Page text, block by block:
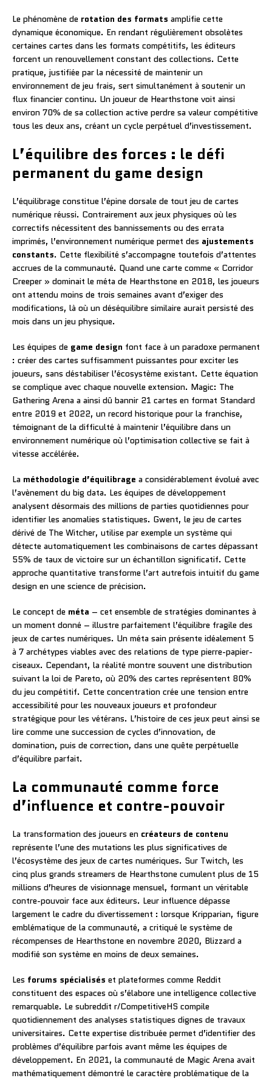
Le phénomène de rotation des formats amplifie cette
dynamique économique. En rendant régulièrement obsolètes
certaines cartes dans les formats compétitifs, les éditeurs
forcent un renouvellement constant des collections. Cette
pratique, justifiée par la nécessité de maintenir un
environnement de jeu frais, sert simultanément à soutenir un
flux financier continu. Un joueur de Hearthstone voit ainsi
environ 70% de sa collection active perdre sa valeur compétitive
tous les deux ans, créant un cycle perpétuel d’investissement.
L’équilibre des forces : le défi
permanent du game design
L’équilibrage constitue l’épine dorsale de tout jeu de cartes
numérique réussi. Contrairement aux jeux physiques où les
correctifs nécessitent des bannissements ou des errata
imprimés, l’environnement numérique permet des ajustements
constants. Cette flexibilité s’accompagne toutefois d’attentes
accrues de la communauté. Quand une carte comme « Corridor
Creeper » dominait le méta de Hearthstone en 2018, les joueurs
ont attendu moins de trois semaines avant d’exiger des
modifications, là où un déséquilibre similaire aurait persisté des
mois dans un jeu physique.
Les équipes de game design font face à un paradoxe permanent
: créer des cartes suffisamment puissantes pour exciter les
joueurs, sans déstabiliser l’écosystème existant. Cette équation
se complique avec chaque nouvelle extension. Magic: The
Gathering Arena a ainsi dû bannir 21 cartes en format Standard
entre 2019 et 2022, un record historique pour la franchise,
témoignant de la difficulté à maintenir l’équilibre dans un
environnement numérique où l’optimisation collective se fait à
vitesse accélérée.
La méthodologie d’équilibrage a considérablement évolué avec
l’avènement du big data. Les équipes de développement
analysent désormais des millions de parties quotidiennes pour
identifier les anomalies statistiques. Gwent, le jeu de cartes
dérivé de The Witcher, utilise par exemple un système qui
détecte automatiquement les combinaisons de cartes dépassant
55% de taux de victoire sur un échantillon significatif. Cette
approche quantitative transforme l’art autrefois intuitif du game
design en une science de précision.
Le concept de méta – cet ensemble de stratégies dominantes à
un moment donné – illustre parfaitement l’équilibre fragile des
jeux de cartes numériques. Un méta sain présente idéalement 5
à 7 archétypes viables avec des relations de type pierre-papier-
ciseaux. Cependant, la réalité montre souvent une distribution
suivant la loi de Pareto, où 20% des cartes représentent 80%
du jeu compétitif. Cette concentration crée une tension entre
accessibilité pour les nouveaux joueurs et profondeur
stratégique pour les vétérans. L’histoire de ces jeux peut ainsi se
lire comme une succession de cycles d’innovation, de
domination, puis de correction, dans une quête perpétuelle
d’équilibre parfait.
La communauté comme force
d’influence et contre-pouvoir
La transformation des joueurs en créateurs de contenu
représente l’une des mutations les plus significatives de
l’écosystème des jeux de cartes numériques. Sur Twitch, les
cinq plus grands streamers de Hearthstone cumulent plus de 15
millions d’heures de visionnage mensuel, formant un véritable
contre-pouvoir face aux éditeurs. Leur influence dépasse
largement le cadre du divertissement : lorsque Kripparian, figure
emblématique de la communauté, a critiqué le système de
récompenses de Hearthstone en novembre 2020, Blizzard a
modifié son système en moins de deux semaines.
Les forums spécialisés et plateformes comme Reddit
constituent des espaces où s’élabore une intelligence collective
remarquable. Le subreddit r/CompetitiveHS compile
quotidiennement des analyses statistiques dignes de travaux
universitaires. Cette expertise distribuée permet d’identifier des
problèmes d’équilibre parfois avant même les équipes de
développement. En 2021, la communauté de Magic Arena avait
mathématiquement démontré le caractère problématique de la